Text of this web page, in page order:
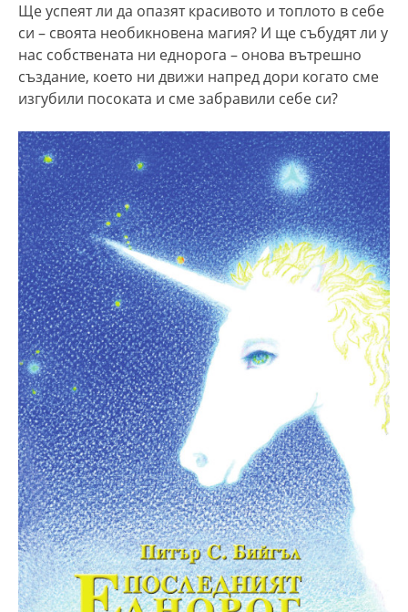
Ще успеят ли да опазят красивото и топлото в себе
си – своята необикновена магия? И ще събудят ли у
нас собствената ни еднорога – онова вътрешно
създание, което ни движи напред дори когато сме
изгубили посоката и сме забравили себе си?